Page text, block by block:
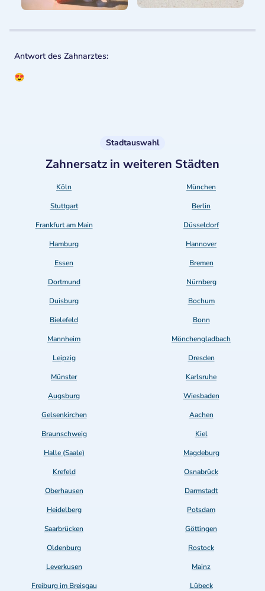
Antwort des Zahnarztes:
😍
Stadtauswahl
Zahnersatz in weiteren Städten
Köln
München
Stuttgart
Berlin
Frankfurt am Main
Düsseldorf
Hamburg
Hannover
Essen
Bremen
Dortmund
Nürnberg
Duisburg
Bochum
Bielefeld
Bonn
Mannheim
Mönchengladbach
Leipzig
Dresden
Münster
Karlsruhe
Augsburg
Wiesbaden
Gelsenkirchen
Aachen
Braunschweig
Kiel
Halle (Saale)
Magdeburg
Krefeld
Osnabrück
Oberhausen
Darmstadt
Heidelberg
Potsdam
Saarbrücken
Göttingen
Oldenburg
Rostock
Leverkusen
Mainz
Freiburg im Breisgau
Lübeck